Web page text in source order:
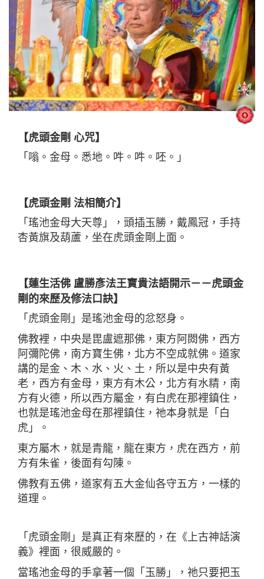
【虎頭金剛 心咒】
「嗡。金母。悉地。吽。吽。呸。」
【虎頭金剛 法相簡介】
「瑤池金母大天尊」，頭插玉勝，戴鳳冠，手持
杏黃旗及葫蘆，坐在虎頭金剛上面。
【蓮生活佛 盧勝彥法王寶貴法語開示－－虎頭金
剛的來歷及修法口訣】
「虎頭金剛」是瑤池金母的忿怒身。
佛教裡，中央是毘盧遮那佛，東方阿閦佛，西方
阿彌陀佛，南方寶生佛，北方不空成就佛。道家
講的是金、木、水、火、土，所以是中央有黃
老，西方有金母，東方有木公，北方有水精，南
方有火德，所以西方屬金，有白虎在那裡鎮住，
也就是瑤池金母在那裡鎮住，祂本身就是「白
虎」。
東方屬木，就是青龍，龍在東方，虎在西方，前
方有朱雀，後面有勾陳。
佛教有五佛，道家有五大金仙各守五方，一樣的
道理。
「虎頭金剛」是真正有來歷的，在《上古神話演
義》裡面，很威嚴的。
當瑤池金母的手拿著一個「玉勝」，祂只要把玉